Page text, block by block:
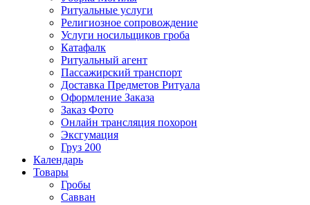
Ритуальные услуги
Религиозное сопровождение
Услуги носильщиков гроба
Катафалк
Ритуальный агент
Пассажирский транспорт
Доставка Предметов Ритуала
Оформление Заказа
Заказ Фото
Онлайн трансляция похорон
Эксгумация
Груз 200
Календарь
Товары
Гробы
Савван